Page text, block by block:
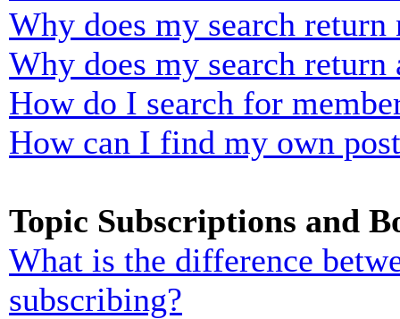
Why does my search return
Why does my search return
How do I search for
How can I find my own
Topic Subscriptions and
What is the difference
subscribing?